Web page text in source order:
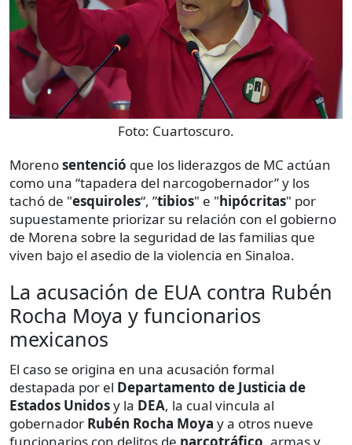
Foto: Cuartoscuro.
Morenosentenció que los liderazgos de MC actúan
como una “tapadera del narcogobernador” y los
tachó de "esquiroles“, ”tibios" e "hipócritas" por
supuestamente priorizar su relación con el gobierno
de Morena sobre la seguridad de las familias que
viven bajo el asedio de la violencia en Sinaloa.
La acusación de EUA contra Rubén
Rocha Moya y funcionarios
mexicanos
El caso se origina en una acusación formal
destapada por el Departamento de Justicia de
Estados Unidosy la DEA, la cual vincula al
gobernador Rubén Rocha Moya y a otros nueve